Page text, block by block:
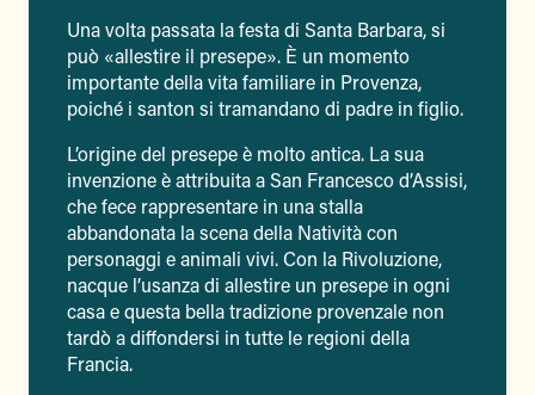
Una volta passata la festa di Santa Barbara, si
può «allestire il presepe». È un momento
importante della vita familiare in Provenza,
poiché i santon si tramandano di padre in figlio.
L’origine del presepe è molto antica. La sua
invenzione è attribuita a San Francesco d’Assisi,
che fece rappresentare in una stalla
abbandonata la scena della Natività con
personaggi e animali vivi. Con la Rivoluzione,
nacque l’usanza di allestire un presepe in ogni
casa e questa bella tradizione provenzale non
tardò a diffondersi in tutte le regioni della
Francia.